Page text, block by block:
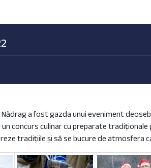
Nădrag a fost gazda unui eveniment
concurs culinar cu preparate
tradițiile și să se bucure de atmosfera